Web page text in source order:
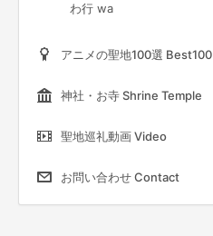
わ行 wa
アニメの聖地100選 Best100
神社・お寺 Shrine Temple
聖地巡礼動画 Video
お問い合わせ Contact